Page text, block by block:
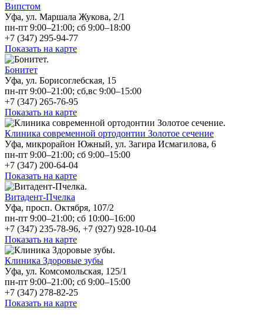
Випстом
Уфа, ул. Маршала Жукова, 2/1
пн-пт 9:00–21:00; сб 9:00–18:00
+7 (347) 295-94-77
Показать на карте
Бонитет
Уфа, ул. Борисоглебская, 15
пн-пт 9:00–21:00; сб,вс 9:00–15:00
+7 (347) 265-76-95
Показать на карте
Клиника современной ортодонтии Золотое сечение
Уфа, микрорайон Южный, ул. Загира Исмагилова, 6
пн-пт 9:00–21:00; сб 9:00–15:00
+7 (347) 200-64-04
Показать на карте
Витадент-Пчелка
Уфа, просп. Октября, 107/2
пн-пт 9:00–21:00; сб 10:00–16:00
+7 (347) 235-78-96, +7 (927) 928-10-04
Показать на карте
Клиника Здоровые зубы
Уфа, ул. Комсомольская, 125/1
пн-пт 9:00–21:00; сб 9:00–15:00
+7 (347) 278-82-25
Показать на карте